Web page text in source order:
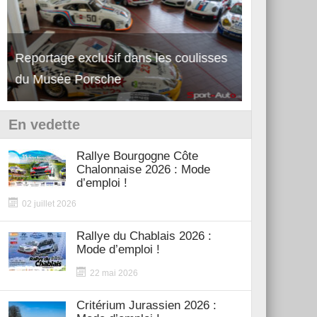
Reportage exclusif dans les coulisses
du Musée Porsche
Découverte de la nouvelle Ferrari
12Cilindri Manuale
En vedette
Rallye Bourgogne Côte
Chalonnaise 2026 : Mode
d’emploi !
02 juillet 2026
Rallye du Chablais 2026 :
Mode d’emploi !
22 mai 2026
Critérium Jurassien 2026 :